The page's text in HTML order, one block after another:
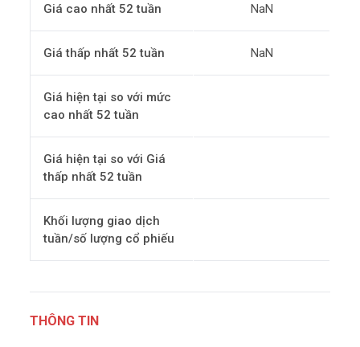
Giá cao nhất 52 tuần NaN
Giá thấp nhất 52 tuần NaN
Giá hiện tại so với mức
cao nhất 52 tuần
Giá hiện tại so với Giá
thấp nhất 52 tuần
Khối lượng giao dịch
tuần/số lượng cổ phiếu
THÔNG TIN